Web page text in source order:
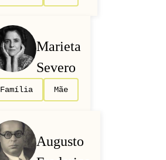
Marieta
Severo
Família Mãe
Augusto